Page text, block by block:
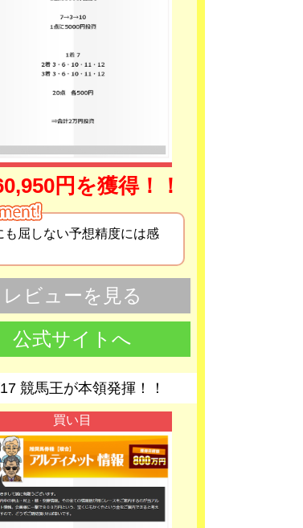
円を獲得！！
も屈しない予想精度には感
レビューを見る
公式サイトへ
競馬王が本領発揮！！
買い目